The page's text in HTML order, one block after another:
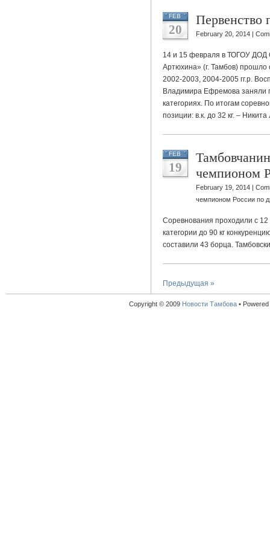
FEB
20
Первенство
February 20, 2014 |
14 и 15 февраля в ТОГОУ
Артюхина» (г. Тамбов) прошло
2002-2003, 2004-2005 гг.р.
Владимира Ефремова заняли
категориях. По итогам
позиции: в.к. до 32 кг. –
FEB
19
чемпионом
February 19, 2014 |
чемпионом России по
Соревнования проходили с
категории до 90 кг
составили 43 борца.
Предыдущая »
Copyright © 2009 Новости Тамбова •